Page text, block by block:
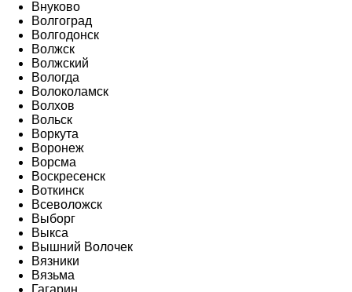
Внуково
Волгоград
Волгодонск
Волжск
Волжский
Вологда
Волоколамск
Волхов
Вольск
Воркута
Воронеж
Ворсма
Воскресенск
Воткинск
Всеволожск
Выборг
Выкса
Вышний Волочек
Вязники
Вязьма
Гагарин